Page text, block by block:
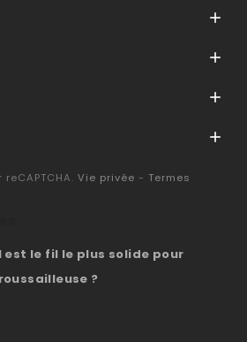




Vie privée - Termes
est le fil le plus solide pour
?